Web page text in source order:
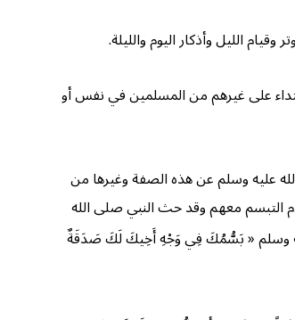
الليل وأذكار اليوم والليلة.
على غيرهم من المسلمين في نفس أو
عليه وسلم عن هذه الصفة وغيرها من
التبسم معهم وقد حث النبي صلى الله
وسلم « بَسُّمُكَ فِي وَجْهِ أَخِيكَ لَكَ صَدَقَةٌ